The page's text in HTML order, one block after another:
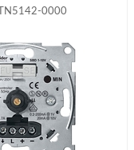
0000